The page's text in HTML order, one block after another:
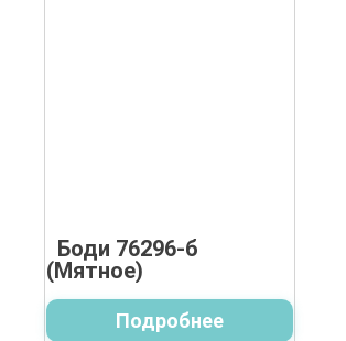
Боди 76296-б
(Мятное)
Подробнее